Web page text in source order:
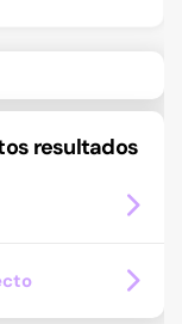
resultados